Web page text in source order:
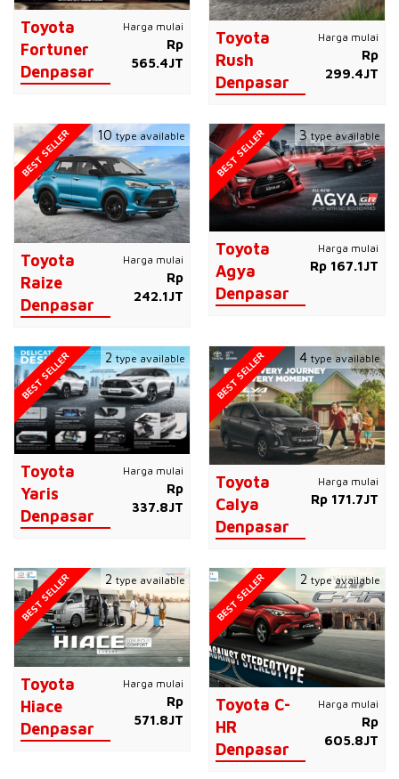
Toyota
Fortuner
Denpasar
Harga mulai
Rp
565.4JT
Toyota
Rush
Denpasar
Harga mulai
Rp
299.4JT
Toyota
Raize
Denpasar
Harga mulai
Rp
242.1JT
BEST SELLER 10 type available
Toyota
Agya
Denpasar
Harga mulai
Rp 167.1JT
BEST SELLER 3type available
Toyota
Yaris
Denpasar
Harga mulai
Rp
337.8JT
BEST SELLER 2type available
Toyota
Calya
Denpasar
Harga mulai
Rp 171.7JT
BEST SELLER 4 type available
Toyota
Hiace
Denpasar
Harga mulai
Rp
571.8JT
BEST SELLER 2type available
Toyota C-
HR
Denpasar
Harga mulai
Rp
605.8JT
BEST SELLER 2 type available